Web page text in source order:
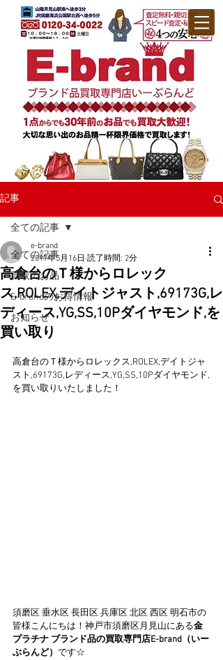
記事
全ての記事
買取のお品
E-brandのお得情報
お知らせ
全ての記事
高倉台のＴ様からロレック
ス,ROLEX,デイトジャスト,69173G,レ
ディース,YG,SS,10Pダイヤモンド,を
買い取り
e-brand
2017年5月16日 読了時間: 2分
高倉台のＴ様からロレックス,ROLEX,デイトジャ
スト,69173G,レディース,YG,SS,10Pダイヤモンド,
を買い取りいたしました！
須磨区 垂水区 長田区 兵庫区 北区 西区 明石市の
皆様こんにちは！神戸市須磨区月見山にある金
プラチナ ブランド品の買取専門店E-brand（いー
ぶらんど） です☆